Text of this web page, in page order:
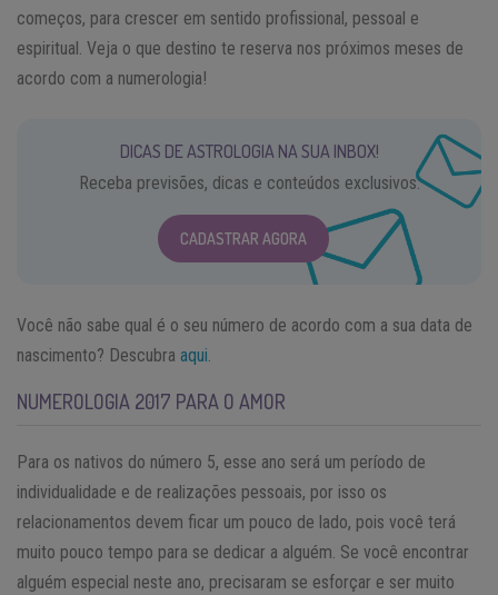
começos, para crescer em sentido profissional, pessoal e
espiritual. Veja o que destino te reserva nos próximos meses de
acordo com a numerologia!
DICAS DE ASTROLOGIA NA SUA INBOX!
Receba previsões, dicas e conteúdos exclusivos.
CADASTRAR AGORA
Você não sabe qual é o seu número de acordo com a sua data de
nascimento? Descubra aqui.
NUMEROLOGIA 2017 PARA O AMOR
Para os nativos do número 5, esse ano será um período de
individualidade e de realizações pessoais, por isso os
relacionamentos devem ficar um pouco de lado, pois você terá
muito pouco tempo para se dedicar a alguém. Se você encontrar
alguém especial neste ano, precisaram se esforçar e ser muito